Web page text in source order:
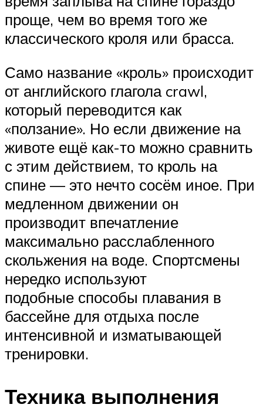
проще, чем во время того же
классического кроля или брасса.
Само название «кроль» происходит
от английского глагола crawl,
который переводится как
«ползание». Но если движение на
животе ещё как-то можно сравнить
с этим действием, то кроль на
спине — это нечто сосём иное. При
медленном движении он
производит впечатление
максимально расслабленного
скольжения на воде. Спортсмены
нередко используют
подобные способы плавания в
бассейне для отдыха после
интенсивной и изматывающей
тренировки.
Техника выполнения